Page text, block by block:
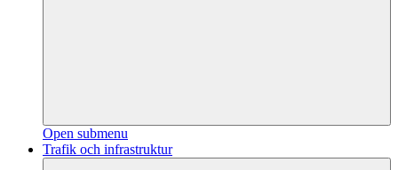
Open submenu
Trafik och infrastruktur